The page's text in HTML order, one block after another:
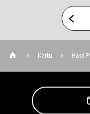
Kartu Hasil